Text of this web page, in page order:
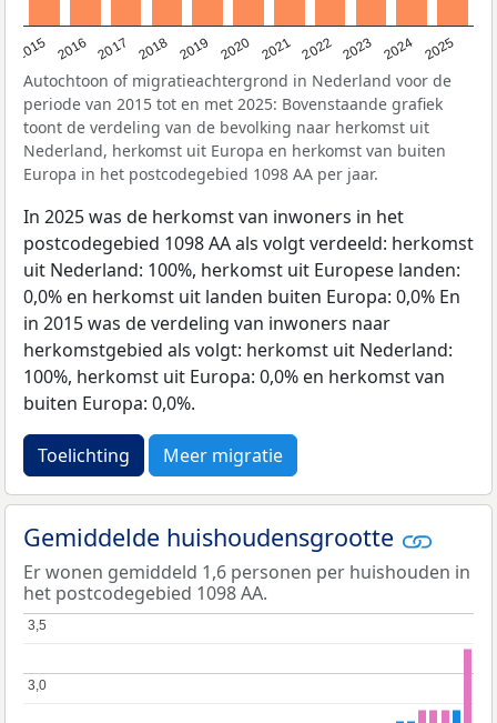
2015 2016 2017 2018 2019 2020 2021 2022 2023 2024 2025
Autochtoon of migratieachtergrond in Nederland voor de
periode van 2015 tot en met 2025: Bovenstaande grafiek
toont de verdeling van de bevolking naar herkomst uit
Nederland, herkomst uit Europa en herkomst van buiten
Europa in het postcodegebied 1098 AA per jaar.
In 2025 was de herkomst van inwoners in het
postcodegebied 1098 AA als volgt verdeeld: herkomst
uit Nederland: 100%, herkomst uit Europese landen:
0,0% en herkomst uit landen buiten Europa: 0,0% En
in 2015 was de verdeling van inwoners naar
herkomstgebied als volgt: herkomst uit Nederland:
100%, herkomst uit Europa: 0,0% en herkomst van
buiten Europa: 0,0%.
Toelichting Meer migratie
Gemiddelde huishoudensgrootte
Er wonen gemiddeld 1,6 personen per huishouden in
het postcodegebied 1098 AA.
3,0
3,0
3,5
3,5